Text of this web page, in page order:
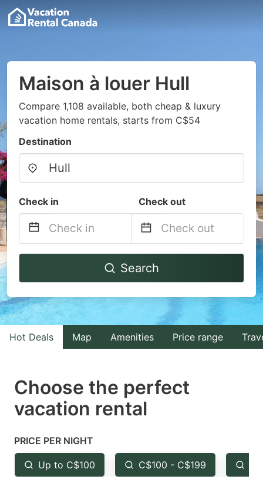
Maison à louer Hull
Compare 1,108 available, both cheap & luxury
vacation home rentals, starts from C$54
Destination
Check in Check out
Navigate
to
interact
with
the
select
a
Press
the
question
Navigate
to
interact
with
the
select
the
question
Search
Hot Deals Map Amenities Price range
Choose the perfect
vacation rental
PRICE PER NIGHT
Up to C$100 C$100 - C$199